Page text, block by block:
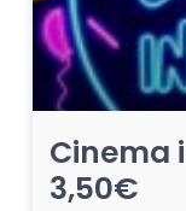
Cinema
3,50€